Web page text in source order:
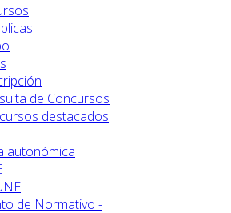
de Concursos
destacados
autonómica
de Normativo -